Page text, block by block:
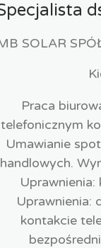
Praca
telefonicznym
Umawianie
handlowych.
Uprawnienia:
kontakcie